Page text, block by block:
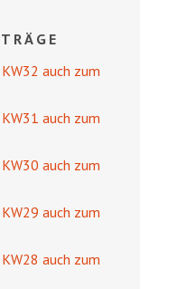
auch zum
auch zum
auch zum
auch zum
auch zum